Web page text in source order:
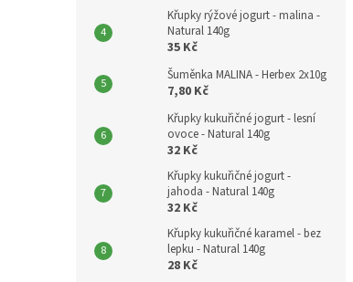
Křupky rýžové jogurt - malina -
Natural 140g
35 Kč
Šuměnka MALINA - Herbex 2x10g
7,80 Kč
Křupky kukuřičné jogurt - lesní
ovoce - Natural 140g
32 Kč
Křupky kukuřičné jogurt -
jahoda - Natural 140g
32 Kč
Křupky kukuřičné karamel - bez
lepku - Natural 140g
28 Kč